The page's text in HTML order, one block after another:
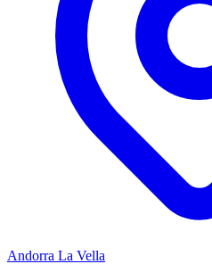
Andorra La Vella